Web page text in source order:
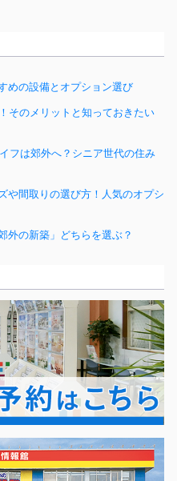
めの設備とオプション選び
そのメリットと知っておきたい
フは郊外へ？シニア世代の住み
や間取りの選び方！人気のオプシ
外の新築」どちらを選ぶ？